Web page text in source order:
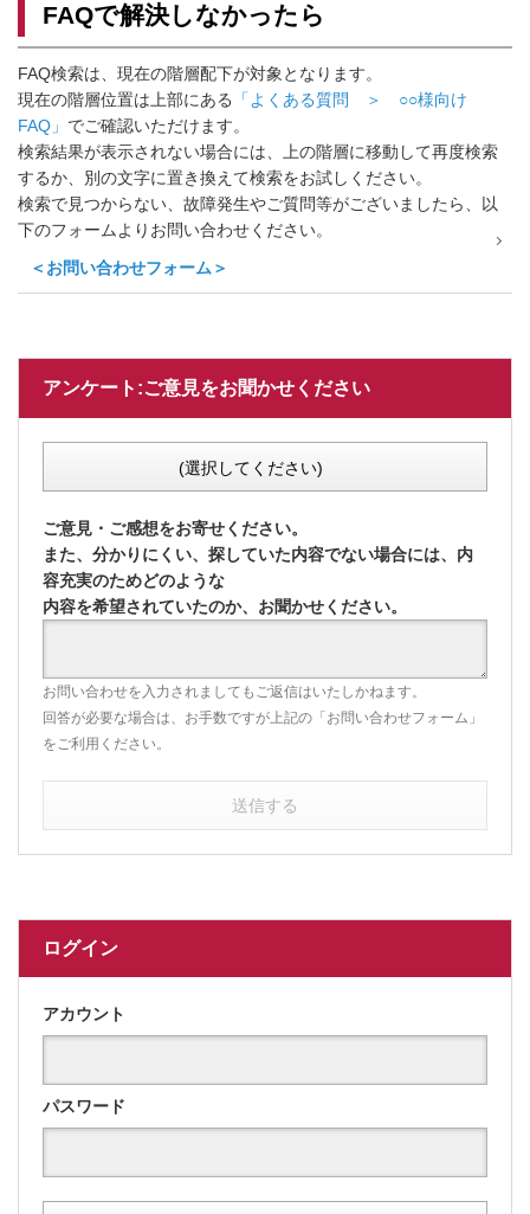
FAQで解決しなかったら
FAQ検索は、現在の階層配下が対象となります。
現在の階層位置は上部にある
「よくある質問 ＞ ○○様向け
FAQ」 でご確認いただけます。
検索結果が表示されない場合には、上の階層に移動して再度検索
するか、別の文字に置き換えて検索をお試しください。
検索で見つからない、故障発生やご質問等がございましたら、以
下のフォームよりお問い合わせください。
＜お問い合わせフォーム＞
アンケート:ご意見をお聞かせください
(選択してください)
ご意見・ご感想をお寄せください。
また、分かりにくい、探していた内容でない場合には、内
容充実のためどのような
内容を希望されていたのか、お聞かせください。
お問い合わせを入力されましてもご返信はいたしかねます。
回答が必要な場合は、お手数ですが上記の「お問い合わせフォーム」
をご利用ください。
送信する
ログイン
アカウント
パスワード